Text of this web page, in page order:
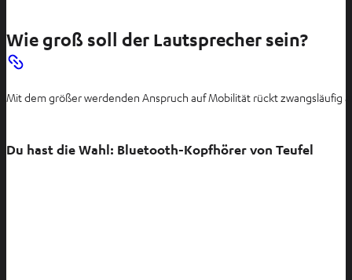
Wie groß soll der Lautsprecher sein?
Mit dem größer werdenden Anspruch auf Mobilität rückt zwangsläufig
Du hast die Wahl: Bluetooth-Kopfhörer von Teufel